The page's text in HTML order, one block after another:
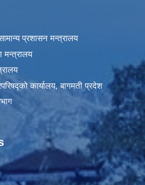
प्रशासन मन्त्रालय
मन्त्रालय
कार्यालय, बागमती प्रदेश